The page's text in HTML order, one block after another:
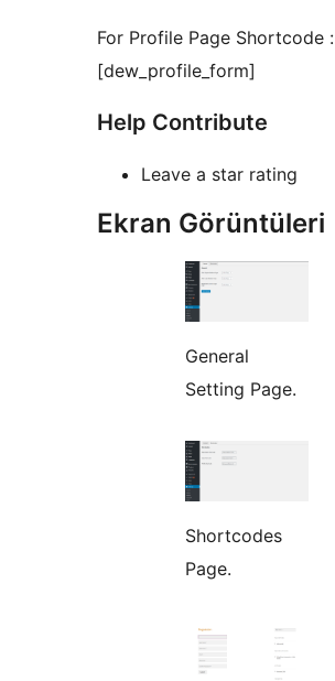
For Profile Page Shortcode :
[dew_profile_form]
Help Contribute
Leave a star rating
Ekran Görüntüleri
General
Setting Page.
Shortcodes
Page.